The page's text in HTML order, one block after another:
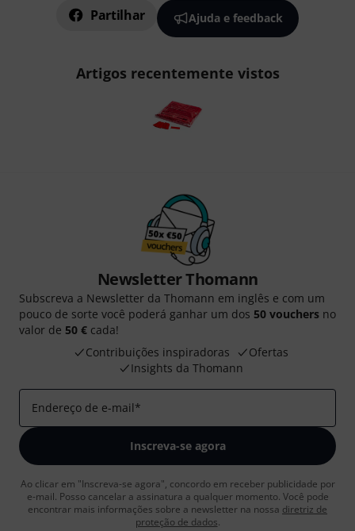
Partilhar Ajuda e feedback
Artigos recentemente vistos
Newsletter Thomann
Subscreva a Newsletter da Thomann em inglês e com um
pouco de sorte você poderá ganhar um dos 50 vouchers no
valor de 50 € cada!
Contribuições inspiradoras
Ofertas
Insights da Thomann
Endereço de e-mail*
Inscreva-se agora
Ao clicar em "Inscreva-se agora", concordo em receber publicidade por
e-mail. Posso cancelar a assinatura a qualquer momento. Você pode
encontrar mais informações sobre a newsletter na nossa diretriz de
proteção de dados.